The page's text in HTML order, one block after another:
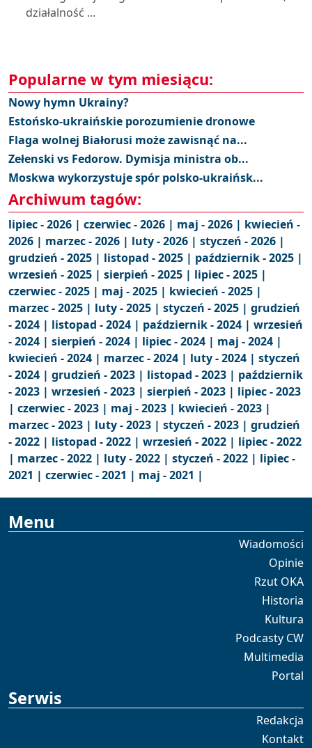
działalność ...
Popularne w tym miesiącu:
Nowy hymn Ukrainy?
Estońsko-ukraińskie porozumienie dronowe
Flaga wolnej Białorusi może zawisnąć na...
Zełenski vs Fedorow. Dymisja ministra ob...
Moskwa wykorzystuje spór polsko-ukraińsk...
Archiwum tagów:
lipiec - 2026 | czerwiec - 2026 | maj - 2026 | kwiecień -
2026 | marzec - 2026 | luty - 2026 | styczeń - 2026 |
grudzień - 2025 | listopad - 2025 | październik - 2025 |
wrzesień - 2025 | sierpień - 2025 | lipiec - 2025 |
czerwiec - 2025 | maj - 2025 | kwiecień - 2025 |
marzec - 2025 | luty - 2025 | styczeń - 2025 | grudzień
- 2024 | listopad - 2024 | październik - 2024 | wrzesień
- 2024 | sierpień - 2024 | lipiec - 2024 | maj - 2024 |
kwiecień - 2024 | marzec - 2024 | luty - 2024 | styczeń
- 2024 | grudzień - 2023 | listopad - 2023 | październik
- 2023 | wrzesień - 2023 | sierpień - 2023 | lipiec - 2023
| czerwiec - 2023 | maj - 2023 | kwiecień - 2023 |
marzec - 2023 | luty - 2023 | styczeń - 2023 | grudzień
- 2022 | listopad - 2022 | wrzesień - 2022 | lipiec - 2022
| marzec - 2022 | luty - 2022 | styczeń - 2022 | lipiec -
2021 | czerwiec - 2021 | maj - 2021 |
Menu
Wiadomości
Opinie
Rzut OKA
Historia
Kultura
Podcasty CW
Multimedia
Portal
Serwis
Redakcja
Kontakt